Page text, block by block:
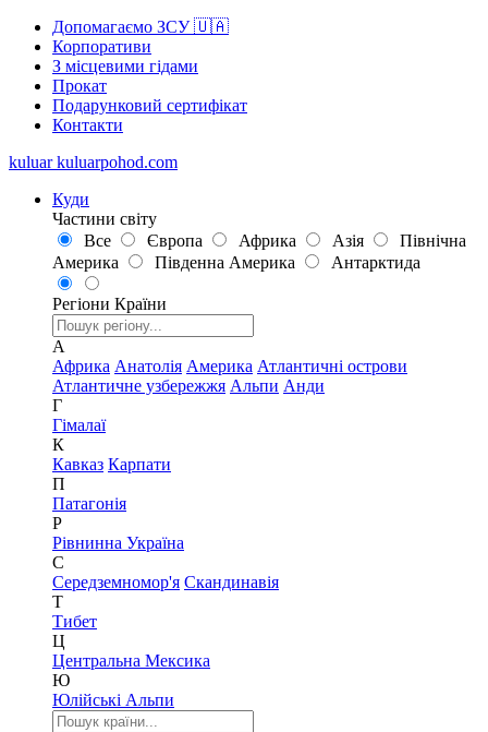
Допомагаємо ЗСУ 🇺🇦
Корпоративи
З місцевими гідами
Прокат
Подарунковий сертифікат
Контакти
kuluar kuluarpohod.com
Куди
Частини світу
Все
Європа Африка Азія
Північна
Америка
Південна Америка Антарктида
Регіони Країни
А
Африка Анатолія Америка Атлантичні острови
Атлантичне узбережжя Альпи Анди
Г
Гімалаї
К
Кавказ Карпати
П
Патагонія
Р
Рівнинна Україна
С
Середземномор'я Скандинавія
Т
Тибет
Ц
Центральна Мексика
Ю
Юлійські Альпи